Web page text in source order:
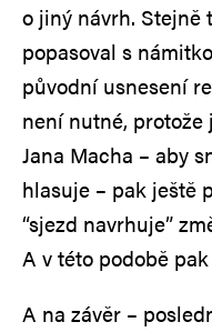
o jiný návrh. Stejně
popasoval s
původní usnesení
není nutné,
Jana Macha – aby
hlasuje – pak ještě
“sjezd navrhuje”
A v této podobě
A na závěr –